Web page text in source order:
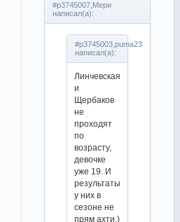
#p3745007,Мери
написал(а):
#p3745003,puma23
написал(а):
Линчевская
и
Щербаков
не
проходят
по
возрасту,
девочке
уже 19. И
результаты
у них в
сезоне не
прям ахти.)